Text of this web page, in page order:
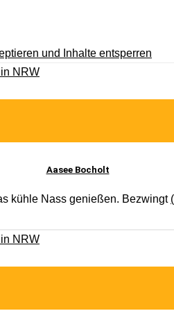
und Inhalte entsperren
Aasee Bocholt
kühle Nass genießen. Bezwingt